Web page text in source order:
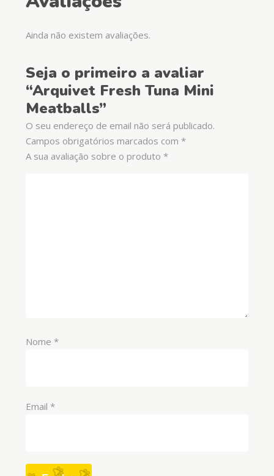
Ainda não existem avaliações.
Seja o primeiro a avaliar
“Arquivet Fresh Tuna Mini
Meatballs”
O seu endereço de email não será publicado.
Campos obrigatórios marcados com *
A sua avaliação sobre o produto *
Nome *
Email *